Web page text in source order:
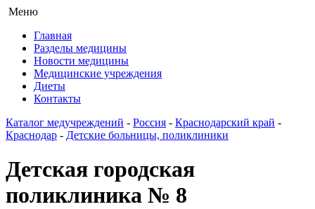
Меню
Главная
Разделы медицины
Новости медицины
Медицинские учреждения
Диеты
Контакты
Каталог медучреждений - Россия - Краснодарский край -
Краснодар - Детские больницы, поликлиники
Детская городская
поликлиника № 8